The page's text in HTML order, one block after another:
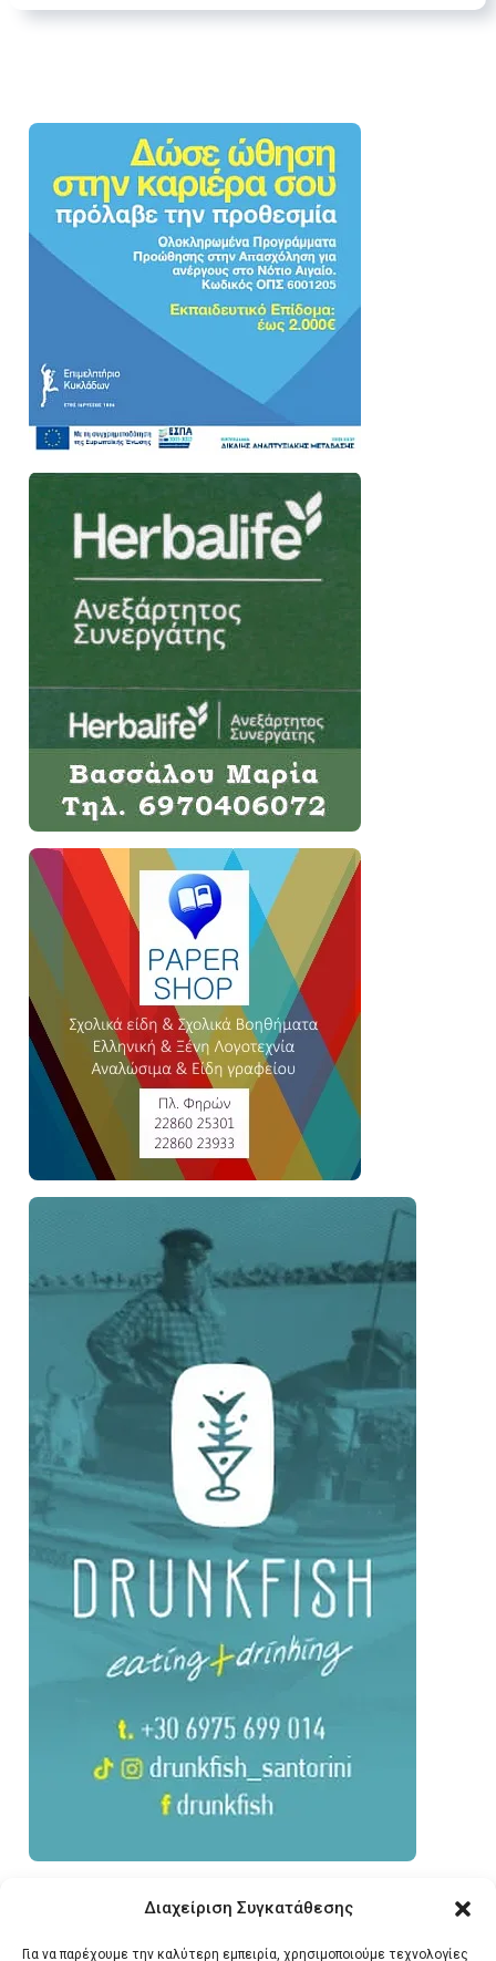
Διαχείριση Συγκατάθεσης
Για να παρέχουμε την καλύτερη εμπειρία, χρησιμοποιούμε τεχνολογίες